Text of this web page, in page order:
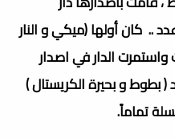
و هي مكونه من 31 عدد .. كان أولها (ميكي و النار
الدار في اصدار
( بطوط و بحيرة الكريستال )